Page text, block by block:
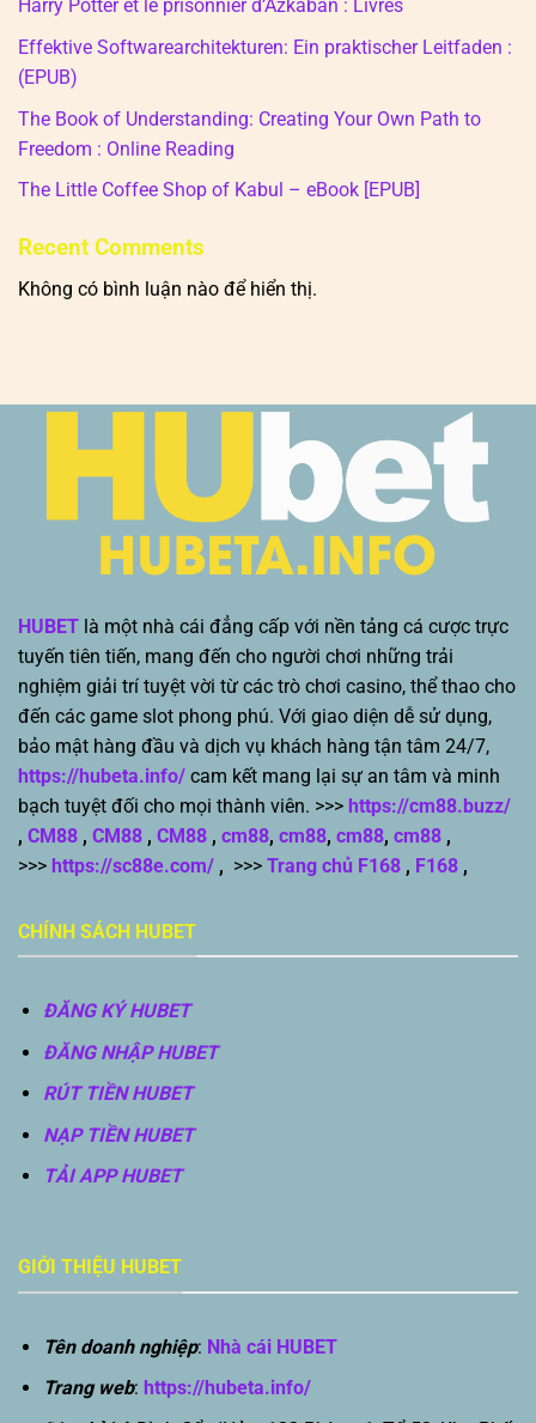
Harry Potter et le prisonnier d’Azkaban : Livres
Effektive Softwarearchitekturen: Ein praktischer Leitfaden :
(EPUB)
The Book of Understanding: Creating Your Own Path to
Freedom : Online Reading
The Little Coffee Shop of Kabul – eBook [EPUB]
Recent Comments
Không có bình luận nào để hiển thị.
HUBET là một nhà cái đẳng cấp với nền tảng cá cược trực
tuyến tiên tiến, mang đến cho người chơi những trải
nghiệm giải trí tuyệt vời từ các trò chơi casino, thể thao cho
đến các game slot phong phú. Với giao diện dễ sử dụng,
bảo mật hàng đầu và dịch vụ khách hàng tận tâm 24/7,
https://hubeta.info/ cam kết mang lại sự an tâm và minh
bạch tuyệt đối cho mọi thành viên. >>> https://cm88.buzz/
, CM88 , CM88 , CM88 , cm88, cm88, cm88, cm88 ,
>>> https://sc88e.com/ , >>> Trang chủ F168 , F168 ,
CHÍNH SÁCH HUBET
ĐĂNG KÝ HUBET
ĐĂNG NHẬP HUBET
RÚT TIỀN HUBET
NẠP TIỀN HUBET
TẢI APP HUBET
GIỚI THIỆU HUBET
Tên doanh nghiệp: Nhà cái HUBET
Trang web: https://hubeta.info/